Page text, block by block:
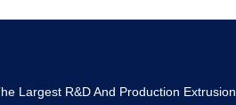
Largest R&D And Production Extrusion